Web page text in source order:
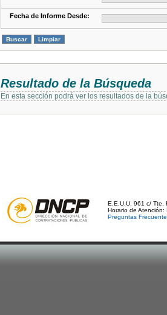
Fecha de Informe Desde:
Resultado de la Búsqueda
En esta sección podrá ver los resultados de la
E.E.U.U. 961 c/ Tte.
Horario de
Preguntas